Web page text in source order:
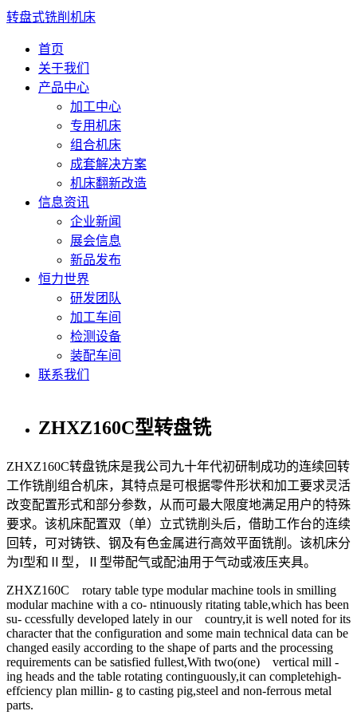
转盘式铣削机床
首页
关于我们
产品中心
加工中心
专用机床
组合机床
成套解决方案
机床翻新改造
信息资讯
企业新闻
展会信息
新品发布
恒力世界
研发团队
加工车间
检测设备
装配车间
联系我们
ZHXZ160C型转盘铣
ZHXZ160C转盘铣床是我公司九十年代初研制成功的连续回转
工作铣削组合机床，其特点是可根据零件形状和加工要求灵活
改变配置形式和部分参数，从而可最大限度地满足用户的特殊
要求。该机床配置双（单）立式铣削头后，借助工作台的连续
回转，可对铸铁、钢及有色金属进行高效平面铣削。该机床分
为I型和Ⅱ型，Ⅱ型带配气或配油用于气动或液压夹具。
ZHXZ160C rotary table type modular machine tools in smilling
modular machine with a co- ntinuously ritating table,which has been
su- ccessfully developed lately in our country,it is well noted for its
character that the configuration and some main technical data can be
changed easily according to the shape of parts and the processing
requirements can be satisfied fullest,With two(one) vertical mill -
ing heads and the table rotating continguously,it can completehigh-
effciency plan millin- g to casting pig,steel and non-ferrous metal
parts.